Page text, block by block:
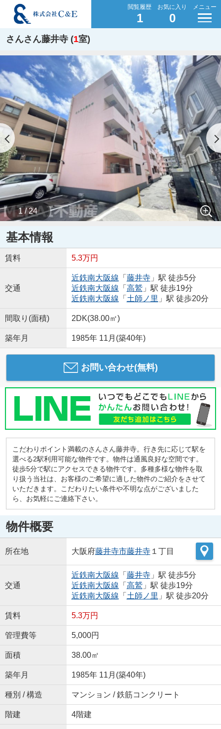
閲覧履歴
1
お気に入り
0
メニュー
さんさん藤井寺 (1室)
1 / 24
基本情報
賃料 5.3万円
交通
近鉄南大阪線 「 藤井寺」駅 徒歩5分
近鉄南大阪線 「 高鷲」駅 徒歩19分
近鉄南大阪線 「 土師ノ里 」駅 徒歩20分
間取り(面積) 2DK(38.00㎡)
築年月 1985年 11月(築40年)
お問い合わせ(無料)
こだわりポイント満載のさんさん藤井寺。行き先に応じて駅を
選べる2駅利用可能な物件です。物件は通風良好な空間です。
徒歩5分で駅にアクセスできる物件です。多種多様な物件を取
り扱う当社は、お客様のご希望に適した物件のご紹介をさせて
いただきます。こだわりたい条件や不明な点がございました
ら、お気軽にご連絡下さい。
物件概要
所在地 大阪府藤井寺市藤井寺１丁目
交通
近鉄南大阪線 「 藤井寺」駅 徒歩5分
近鉄南大阪線 「 高鷲」駅 徒歩19分
近鉄南大阪線 「 土師ノ里 」駅 徒歩20分
賃料 5.3万円
管理費等 5,000円
面積 38.00㎡
築年月 1985年 11月(築40年)
種別 / 構造 マンション / 鉄筋コンクリート
階建 4階建